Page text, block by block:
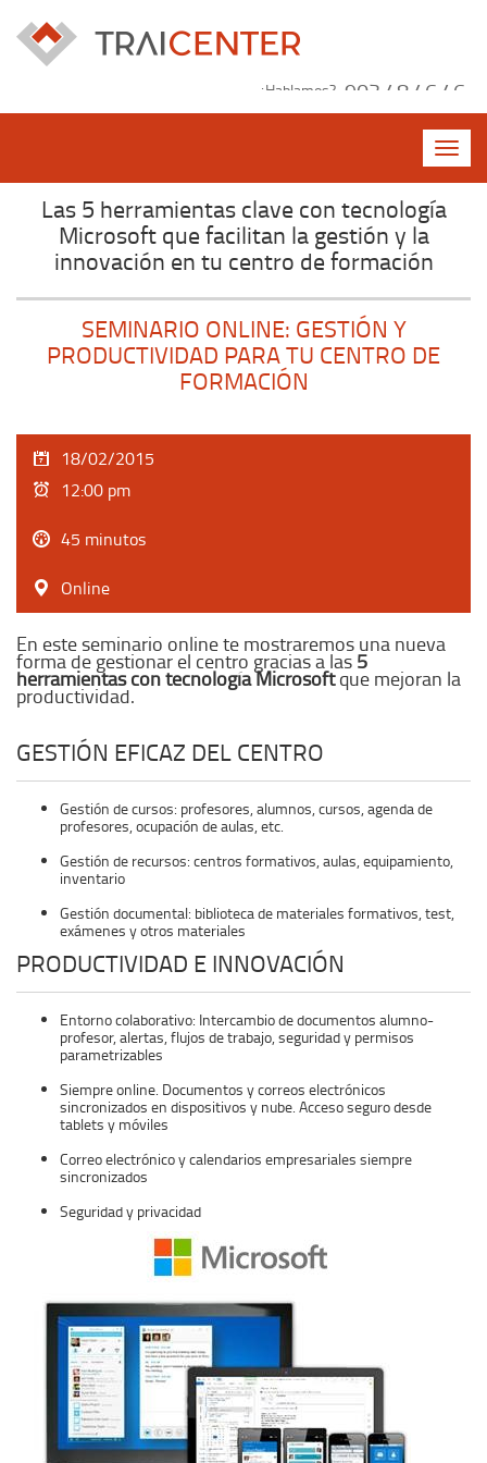
¿Hablamos? 902 48 46 46
Toggle
Las 5 herramientas clave con tecnología
Microsoft que facilitan la gestión y la
innovación en tu centro de formación
SEMINARIO ONLINE: GESTIÓN Y
PRODUCTIVIDAD PARA TU CENTRO DE
FORMACIÓN
18/02/2015
12:00 pm
45 minutos
Online
En este seminario online te mostraremos una nueva
forma de gestionar el centro gracias a las 5
herramientas con tecnología Microsoftque mejoran la
productividad.
GESTIÓN EFICAZ DEL CENTRO
Gestión de cursos: profesores, alumnos, cursos, agenda de
profesores, ocupación de aulas, etc.
Gestión de recursos: centros formativos, aulas, equipamiento,
inventario
Gestión documental: biblioteca de materiales formativos, test,
exámenes y otros materiales
PRODUCTIVIDAD E INNOVACIÓN
Entorno colaborativo: Intercambio de documentos alumno-
profesor, alertas, flujos de trabajo, seguridad y permisos
parametrizables
Siempre online. Documentos y correos electrónicos
sincronizados en dispositivos y nube. Acceso seguro desde
tablets y móviles
Correo electrónico y calendarios empresariales siempre
sincronizados
Seguridad y privacidad